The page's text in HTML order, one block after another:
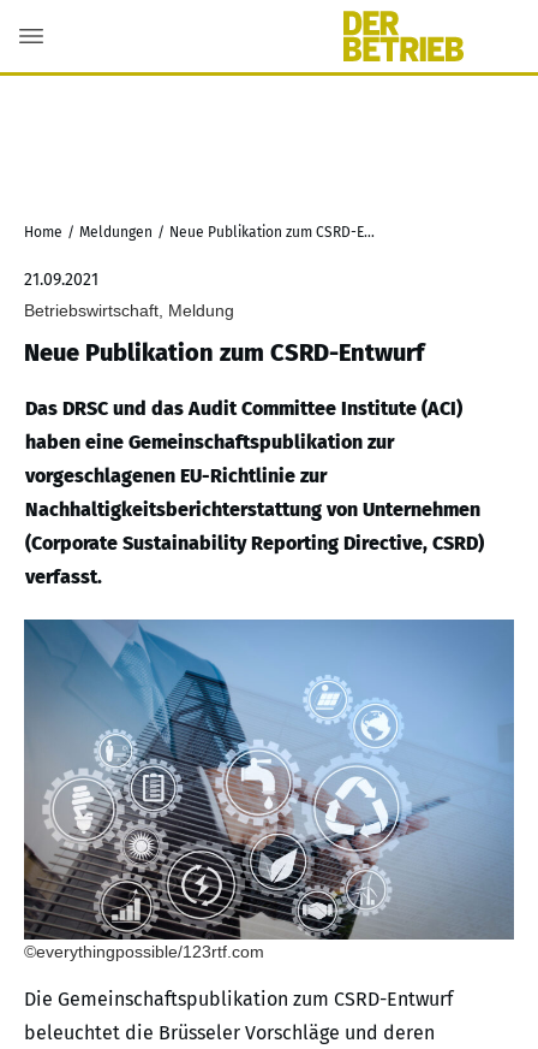
Home / Meldungen / Neue Publikation zum CSRD-Entwurf
21.09.2021
Betriebswirtschaft, Meldung
Neue Publikation zum CSRD-Entwurf
Das DRSC und das Audit Committee Institute (ACI)
haben eine Gemeinschaftspublikation zur
vorgeschlagenen EU-Richtlinie zur
Nachhaltigkeitsberichterstattung von Unternehmen
(Corporate Sustainability Reporting Directive, CSRD)
verfasst.
©everythingpossible/123rtf.com
Die Gemeinschaftspublikation zum CSRD-Entwurf
beleuchtet die Brüsseler Vorschläge und deren